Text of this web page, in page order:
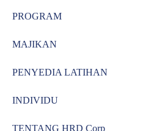
PROGRAM
MAJIKAN
PENYEDIA LATIHAN
INDIVIDU
TENTANG HRD Corp